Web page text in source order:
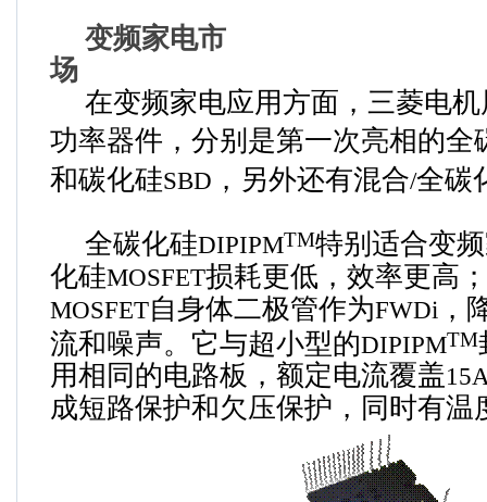
变频家电市
场
在变频家电应用方面，三菱电
功率器件，分别是第一次亮相的全
和碳化硅SBD ，另外还有混合/全碳
全碳化硅DIPIPMTM特别适合变
化硅MOSFET损耗更低，效率更高
MOSFET自身体二极管作为FWDi ，
流和噪声。它与超小型的DIPIPMTM
用相同的电路板，额定电流覆盖
成短路保护和欠压保护，同时有温